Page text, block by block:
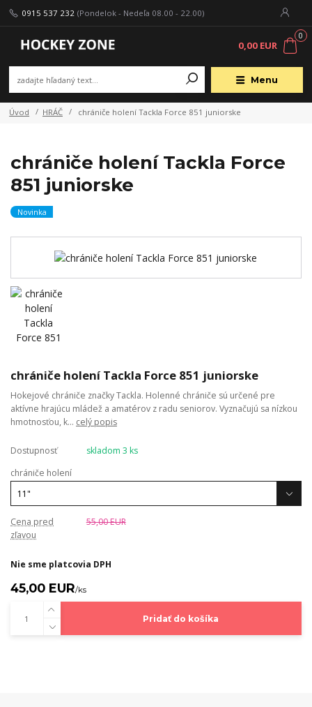
Menu
0915 537 232 (Pondelok - Nedeľa 08.00 - 22.00)
0
0,00 EUR
Úvod HRÁČ chrániče holení Tackla Force 851 juniorske
chrániče holení Tackla Force
851 juniorske
Novinka
chrániče holení Tackla Force 851 juniorske
Hokejové chrániče značky Tackla. Holenné chrániče sú určené pre
aktívne hrajúcu mládež a amatérov z radu seniorov. Vyznačujú sa nízkou
hmotnosťou, k... celý popis
Dostupnosť
skladom 3 ks
chrániče holení
Cena pred
zľavou
55,00 EUR
Nie sme platcovia DPH
45,00 EUR/ks
Pridať do košíka